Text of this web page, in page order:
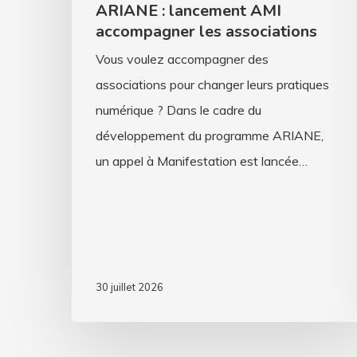
ARIANE : lancement AMI
accompagner les associations
Vous voulez accompagner des
associations pour changer leurs pratiques
numérique ? Dans le cadre du
développement du programme ARIANE,
un appel à Manifestation est lancée…
30 juillet 2026